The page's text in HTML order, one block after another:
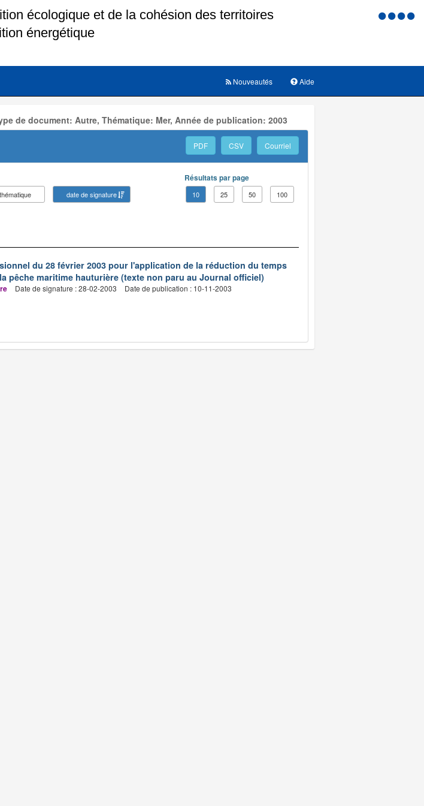
Menu
Aide
Nouveautés
de document: Autre, Thématique: Mer, Année de publication: 2003
PDF CSV Courriel
thématique
date de signature
Résultats par page
10 25 50 100
du 28 février 2003 pour l'application de la réduction du temps
pêche maritime hauturière (texte non paru au Journal officiel)
Date de signature : 28-02-2003 Date de publication : 10-11-2003